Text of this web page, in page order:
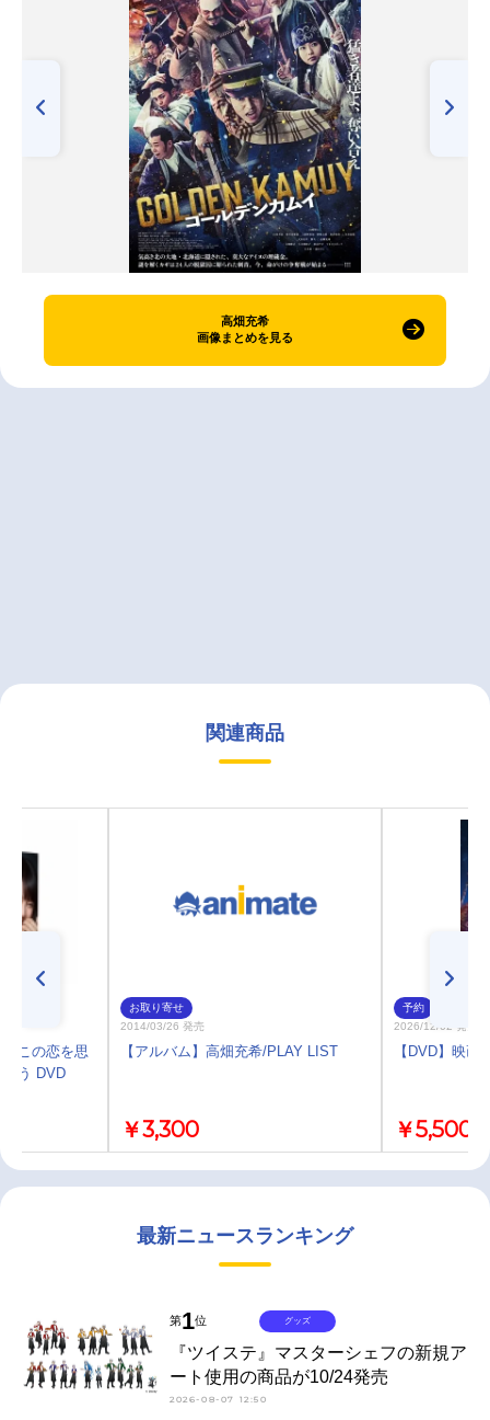
高畑充希
画像まとめを見る
関連商品
この恋を思
う DVD
お取り寄せ
2014/03/26 発売
【アルバム】高畑充希/PLAY LIST
￥3,300
予約
2026/12/02 発売
【DVD】映画
￥5,500
最新ニュースランキング
第1位
『ツイステ』マスターシェフの新規ア
ート使用の商品が10/24発売
2026-08-07 12:50
グッズ